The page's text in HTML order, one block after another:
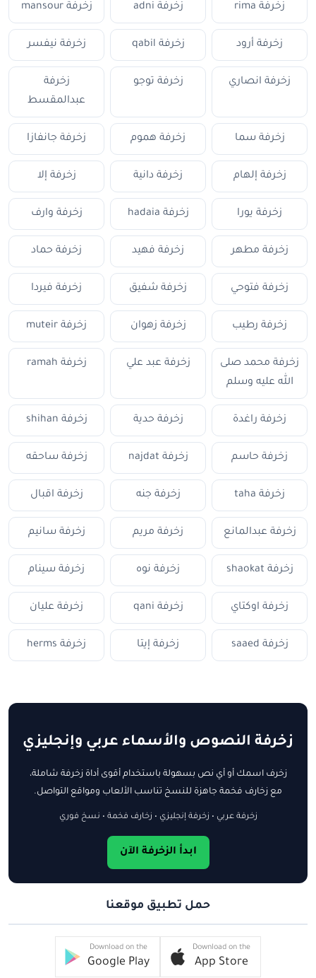
زخرفة rima زخرفة adni زخرفة mansour
زخرفة أرود زخرفة qabil زخرفة نيفسر
زخرفة انصاري زخرفة توجو
زخرفة
عبدالمقسط
زخرفة سما زخرفة هموم زخرفة جانفازا
زخرفة إلهام زخرفة دانية زخرفة إلا
زخرفة يورا زخرفة hadaia زخرفة وارف
زخرفة مطهر زخرفة فهيد زخرفة حماد
زخرفة فتوحي زخرفة شفيق زخرفة فيردا
زخرفة رطيب زخرفة زهوان زخرفة muteir
زخرفة محمد صلى
الله عليه وسلم
زخرفة عبد علي زخرفة ramah
زخرفة راغدة زخرفة حدية زخرفة shihan
زخرفة حاسم زخرفة najdat زخرفة ساحقه
زخرفة taha زخرفة جنه زخرفة اقبال
زخرفة عبدالمانع زخرفة مريم زخرفة سانيم
زخرفة shaokat زخرفة نوه زخرفة سينام
زخرفة اوكتاي زخرفة qani زخرفة عليان
زخرفة saaed زخرفة إيتا زخرفة herms
زخرفة النصوص والأسماء عربي وإنجليزي
زخرف اسمك أو أي نص بسهولة باستخدام أقوى أداة زخرفة شاملة،
مع زخارف فخمة جاهزة للنسخ تناسب الألعاب ومواقع التواصل.
زخرفة عربي • زخرفة إنجليزي • زخارف فخمة • نسخ فوري
ابدأ الزخرفة الآن
حمل تطبيق موقعنا
Download on the
App Store
Download on the
Google Play